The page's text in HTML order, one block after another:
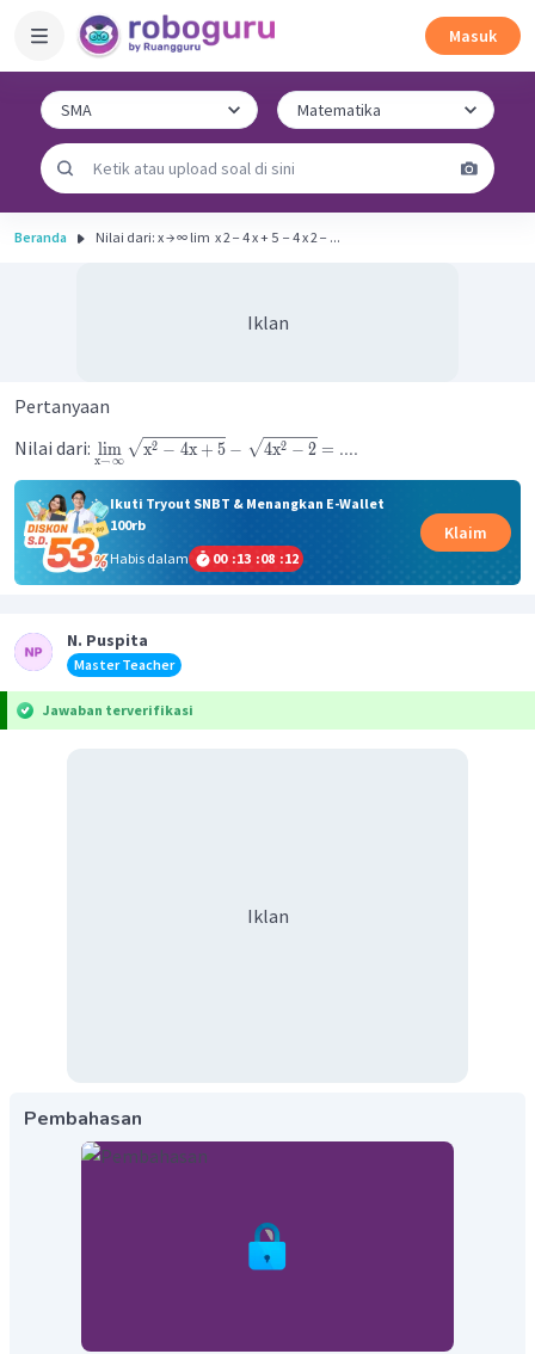
Masuk
Beranda Nilai dari: x → ∞ lim ​ x 2 − 4 x + 5 ​ − 4 x 2 − ...
Iklan
Pertanyaan
Nilai dari:
x→∞
lim x2 − 4x + 5 − 4x2 − 2 = ....
Ikuti Tryout SNBT & Menangkan E-Wallet
100rb
Habis dalam
00 :13 :08 :12
Klaim
N. Puspita
Master Teacher
Jawaban terverifikasi
Iklan
Pembahasan